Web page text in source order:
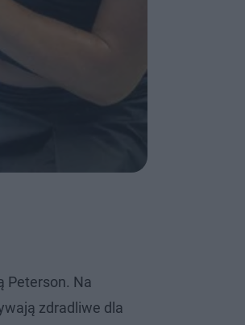
Peterson. Na
zdradliwe dla